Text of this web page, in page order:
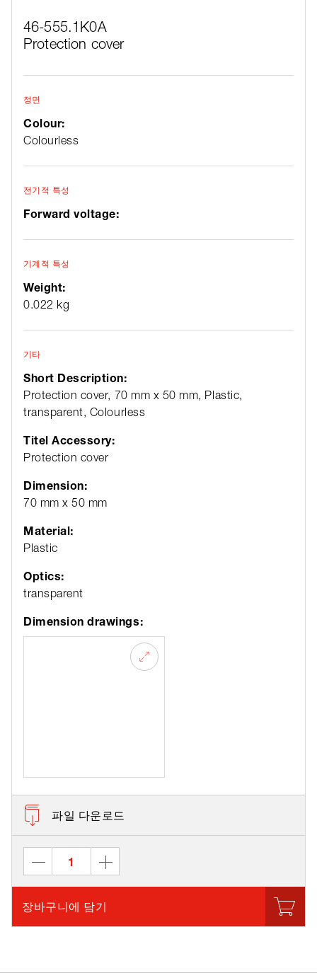
46-555.1K0A
Protection cover
정면
Colour:
Colourless
전기적 특성
Forward voltage:
기계적 특성
Weight:
0.022 kg
기타
Short Description:
Protection cover, 70 mm x 50 mm, Plastic,
transparent, Colourless
Titel Accessory:
Protection cover
Dimension:
70 mm x 50 mm
Material:
Plastic
Optics:
transparent
Dimension drawings:
파일 다운로드
장바구니에 담기